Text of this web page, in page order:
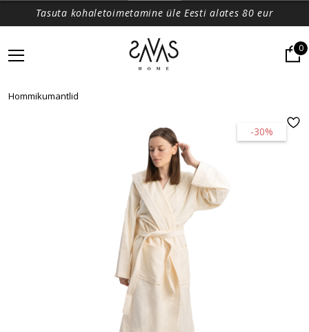
Tasuta kohaletoimetamine üle Eesti alates 80 eur
0
Hommikumantlid
-30%